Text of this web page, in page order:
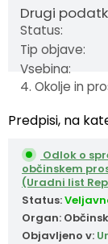
Drugi
Status:
Tip objave:
Vsebina:
4. Okolje in
Predpisi, na
Odlok o
občinskem
(Uradni list
Status:
Organ:
Objavljeno v:
Medobčinski
Zapore cest
Okoljski podatki
Lokalne volitve
Strateški
Katalog